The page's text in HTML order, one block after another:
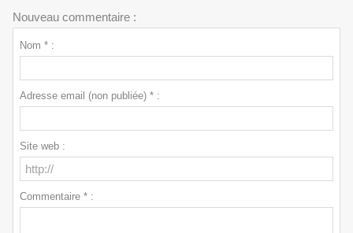
Nouveau commentaire :
Nom * :
Adresse email (non publiée) * :
Site web :
Commentaire * :